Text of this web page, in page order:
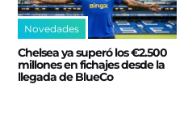
Novedades
Chelsea ya superó los €2.500
millones en fichajes desde la
llegada de BlueCo